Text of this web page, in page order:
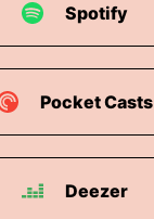
Spotify
Pocket Casts
Deezer